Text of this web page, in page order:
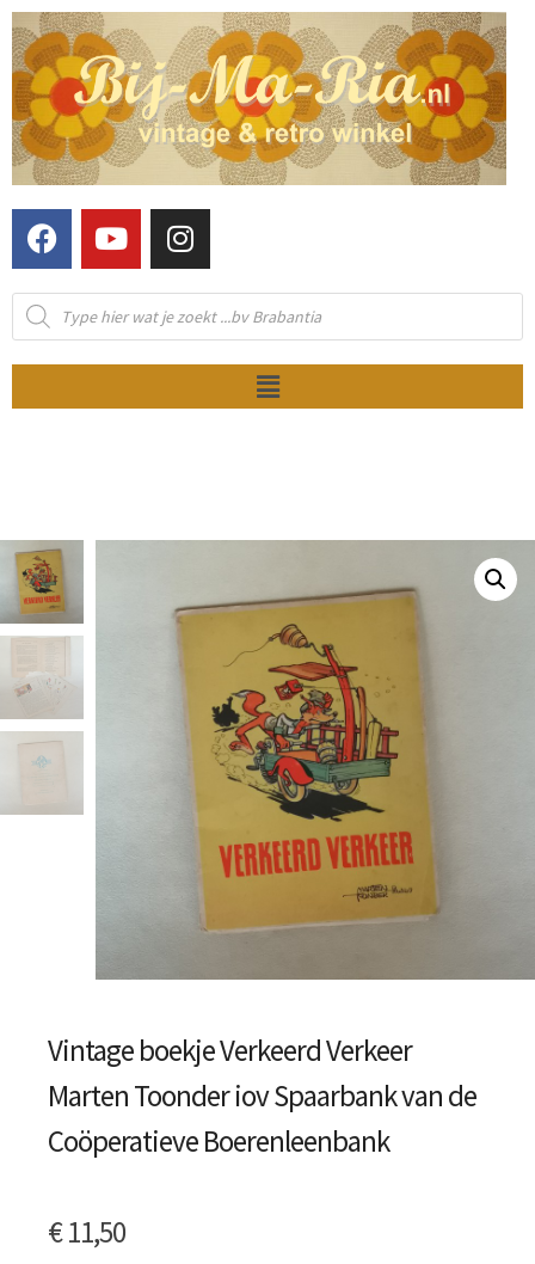
Vintage boekje Verkeerd Verkeer
Marten Toonder iov Spaarbank van de
Coöperatieve Boerenleenbank
€11,50